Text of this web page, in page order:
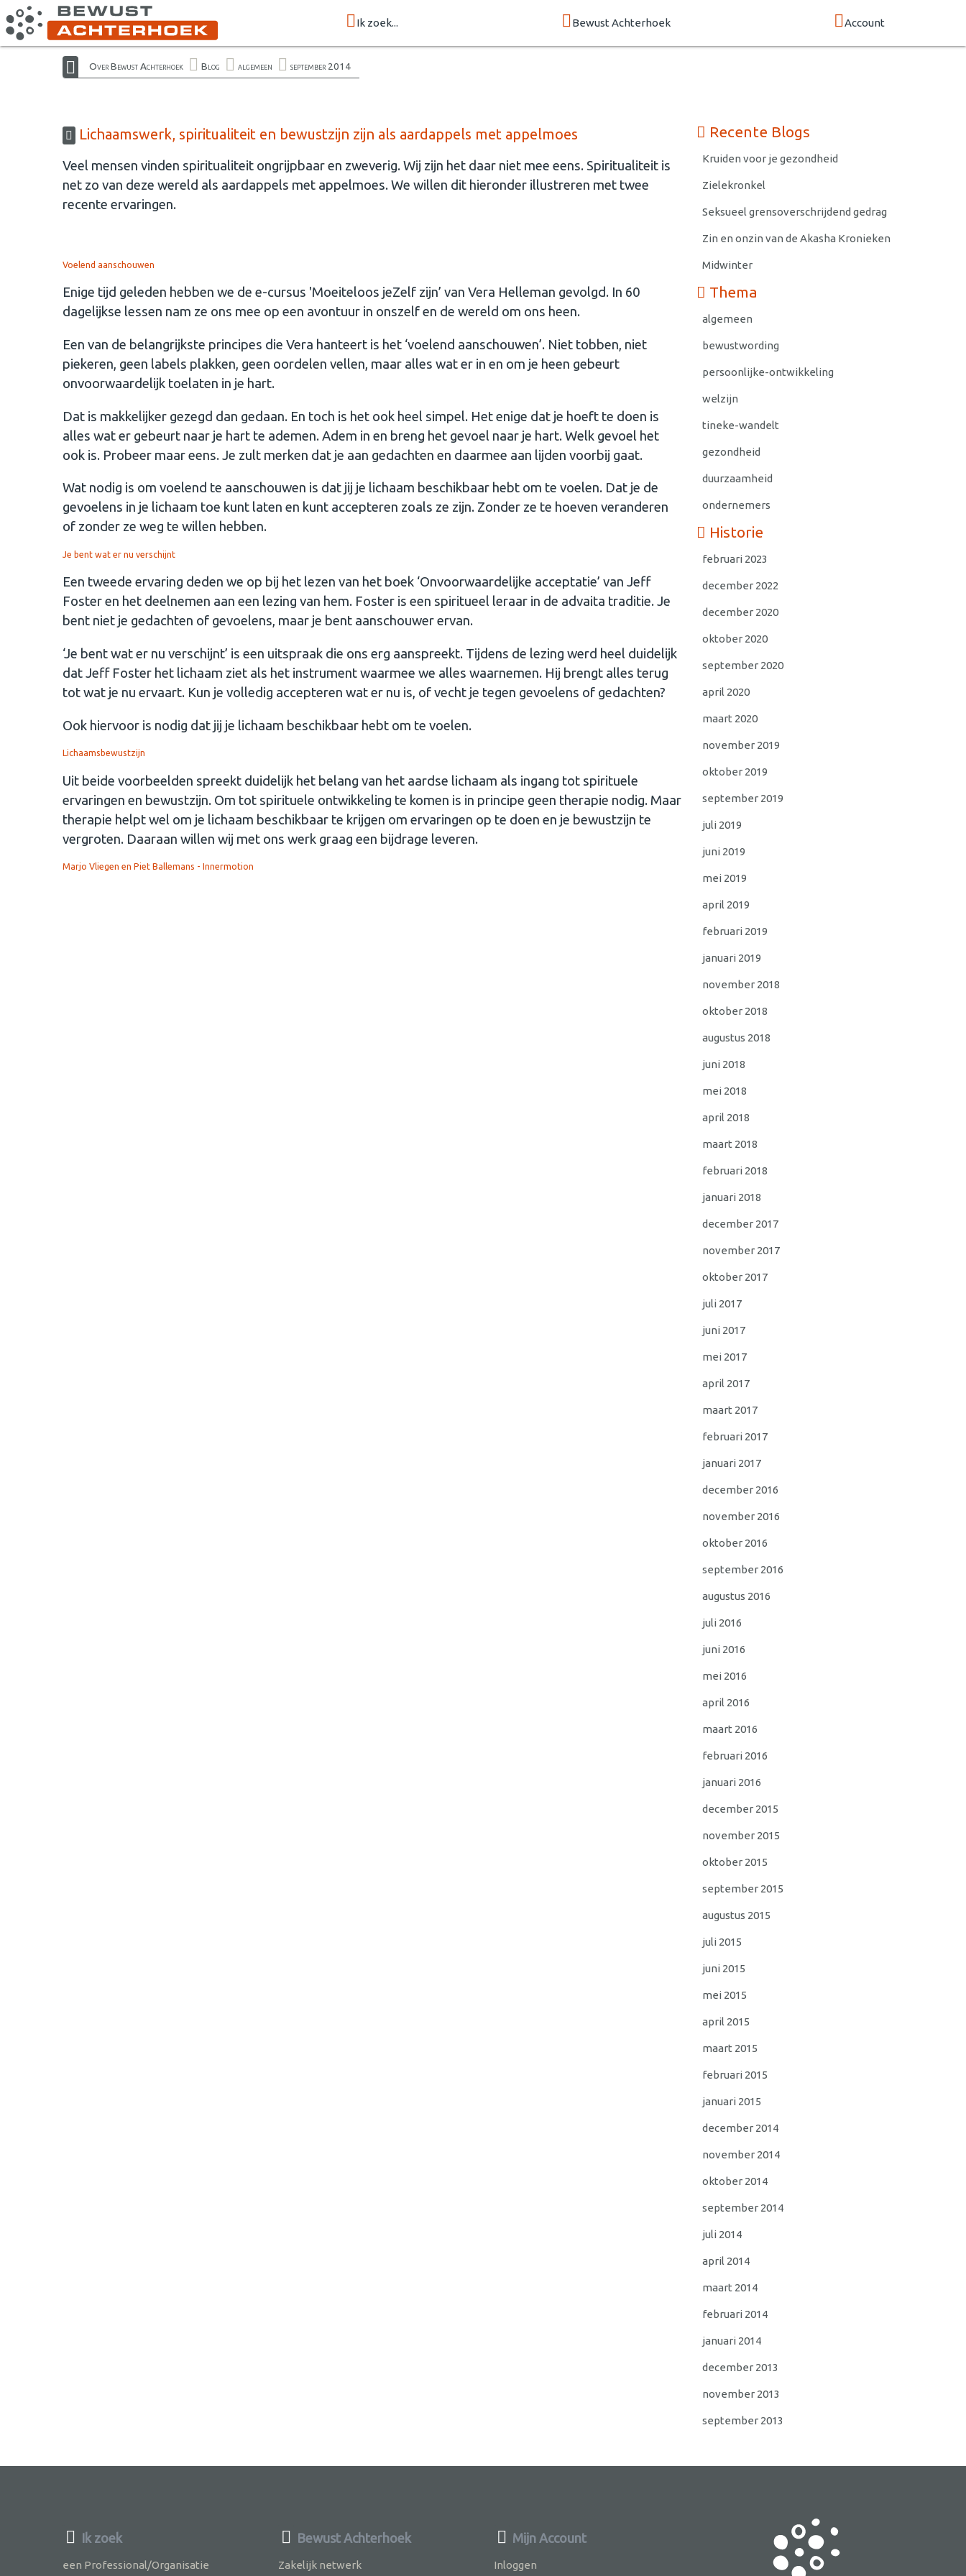
Ik zoek... Bewust Achterhoek Account
Over Bewust Achterhoek Blog algemeen september 2014
Lichaamswerk, spiritualiteit en bewustzijn zijn als aardappels met appelmoes
Veel mensen vinden spiritualiteit ongrijpbaar en zweverig. Wij zijn het daar niet mee eens. Spiritualiteit is
net zo van deze wereld als aardappels met appelmoes. We willen dit hieronder illustreren met twee
recente ervaringen.
Voelend aanschouwen
Enige tijd geleden hebben we de e-cursus 'Moeiteloos jeZelf zijn’ van Vera Helleman gevolgd. In 60
dagelijkse lessen nam ze ons mee op een avontuur in onszelf en de wereld om ons heen.
Een van de belangrijkste principes die Vera hanteert is het ‘voelend aanschouwen’. Niet tobben, niet
piekeren, geen labels plakken, geen oordelen vellen, maar alles wat er in en om je heen gebeurt
onvoorwaardelijk toelaten in je hart.
Dat is makkelijker gezegd dan gedaan. En toch is het ook heel simpel. Het enige dat je hoeft te doen is
alles wat er gebeurt naar je hart te ademen. Adem in en breng het gevoel naar je hart. Welk gevoel het
ook is. Probeer maar eens. Je zult merken dat je aan gedachten en daarmee aan lijden voorbij gaat.
Wat nodig is om voelend te aanschouwen is dat jij je lichaam beschikbaar hebt om te voelen. Dat je de
gevoelens in je lichaam toe kunt laten en kunt accepteren zoals ze zijn. Zonder ze te hoeven veranderen
of zonder ze weg te willen hebben.
Je bent wat er nu verschijnt
Een tweede ervaring deden we op bij het lezen van het boek ‘Onvoorwaardelijke acceptatie’ van Jeff
Foster en het deelnemen aan een lezing van hem. Foster is een spiritueel leraar in de advaita traditie. Je
bent niet je gedachten of gevoelens, maar je bent aanschouwer ervan.
‘Je bent wat er nu verschijnt’ is een uitspraak die ons erg aanspreekt. Tijdens de lezing werd heel duidelijk
dat Jeff Foster het lichaam ziet als het instrument waarmee we alles waarnemen. Hij brengt alles terug
tot wat je nu ervaart. Kun je volledig accepteren wat er nu is, of vecht je tegen gevoelens of gedachten?
Ook hiervoor is nodig dat jij je lichaam beschikbaar hebt om te voelen.
Lichaamsbewustzijn
Uit beide voorbeelden spreekt duidelijk het belang van het aardse lichaam als ingang tot spirituele
ervaringen en bewustzijn. Om tot spirituele ontwikkeling te komen is in principe geen therapie nodig. Maar
therapie helpt wel om je lichaam beschikbaar te krijgen om ervaringen op te doen en je bewustzijn te
vergroten. Daaraan willen wij met ons werk graag een bijdrage leveren.
Marjo Vliegen en Piet Ballemans - Innermotion
Recente Blogs
Kruiden voor je gezondheid
Zielekronkel
Seksueel grensoverschrijdend gedrag
Zin en onzin van de Akasha Kronieken
Midwinter
Thema
algemeen
bewustwording
persoonlijke-ontwikkeling
welzijn
tineke-wandelt
gezondheid
duurzaamheid
ondernemers
Historie
februari 2023
december 2022
december 2020
oktober 2020
september 2020
april 2020
maart 2020
november 2019
oktober 2019
september 2019
juli 2019
juni 2019
mei 2019
april 2019
februari 2019
januari 2019
november 2018
oktober 2018
augustus 2018
juni 2018
mei 2018
april 2018
maart 2018
februari 2018
januari 2018
december 2017
november 2017
oktober 2017
juli 2017
juni 2017
mei 2017
april 2017
maart 2017
februari 2017
januari 2017
december 2016
november 2016
oktober 2016
september 2016
augustus 2016
juli 2016
juni 2016
mei 2016
april 2016
maart 2016
februari 2016
januari 2016
december 2015
november 2015
oktober 2015
september 2015
augustus 2015
juli 2015
juni 2015
mei 2015
april 2015
maart 2015
februari 2015
januari 2015
december 2014
november 2014
oktober 2014
september 2014
juli 2014
april 2014
maart 2014
februari 2014
januari 2014
december 2013
november 2013
september 2013
Ik zoek
een Professional/Organisatie
Bewust Achterhoek
Zakelijk netwerk
Mijn Account
Inloggen